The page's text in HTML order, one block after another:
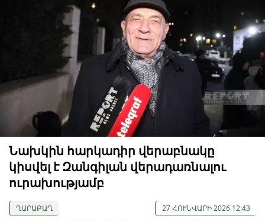
Նախկին հարկադիր վերաբնակը
կիսվել է Զանգիլան վերադառնալու
ուրախությամբ
ՂԱՐԱԲԱՂ 27 ՀՈՒՆՎԱՐԻ 2026 12:43